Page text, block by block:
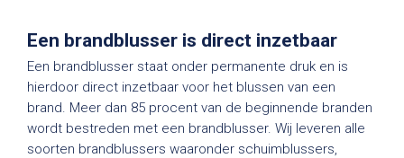
Een brandblusser is direct inzetbaar
Een brandblusser staat onder permanente druk en is
hierdoor direct inzetbaar voor het blussen van een
brand. Meer dan 85 procent van de beginnende branden
wordt bestreden met een brandblusser. Wij leveren alle
soorten brandblussers waaronder schuimblussers,